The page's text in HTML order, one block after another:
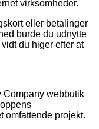
virksomheder.
eller betalinger
burde du udnytte
du higer efter at
Company webbutik
omfattende projekt.